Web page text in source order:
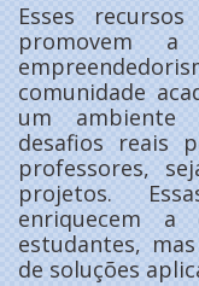
Esses
promovem
comunidade
um ambiente
desafios reais
professores,
projetos.
enriquecem a
estudantes,
de soluções